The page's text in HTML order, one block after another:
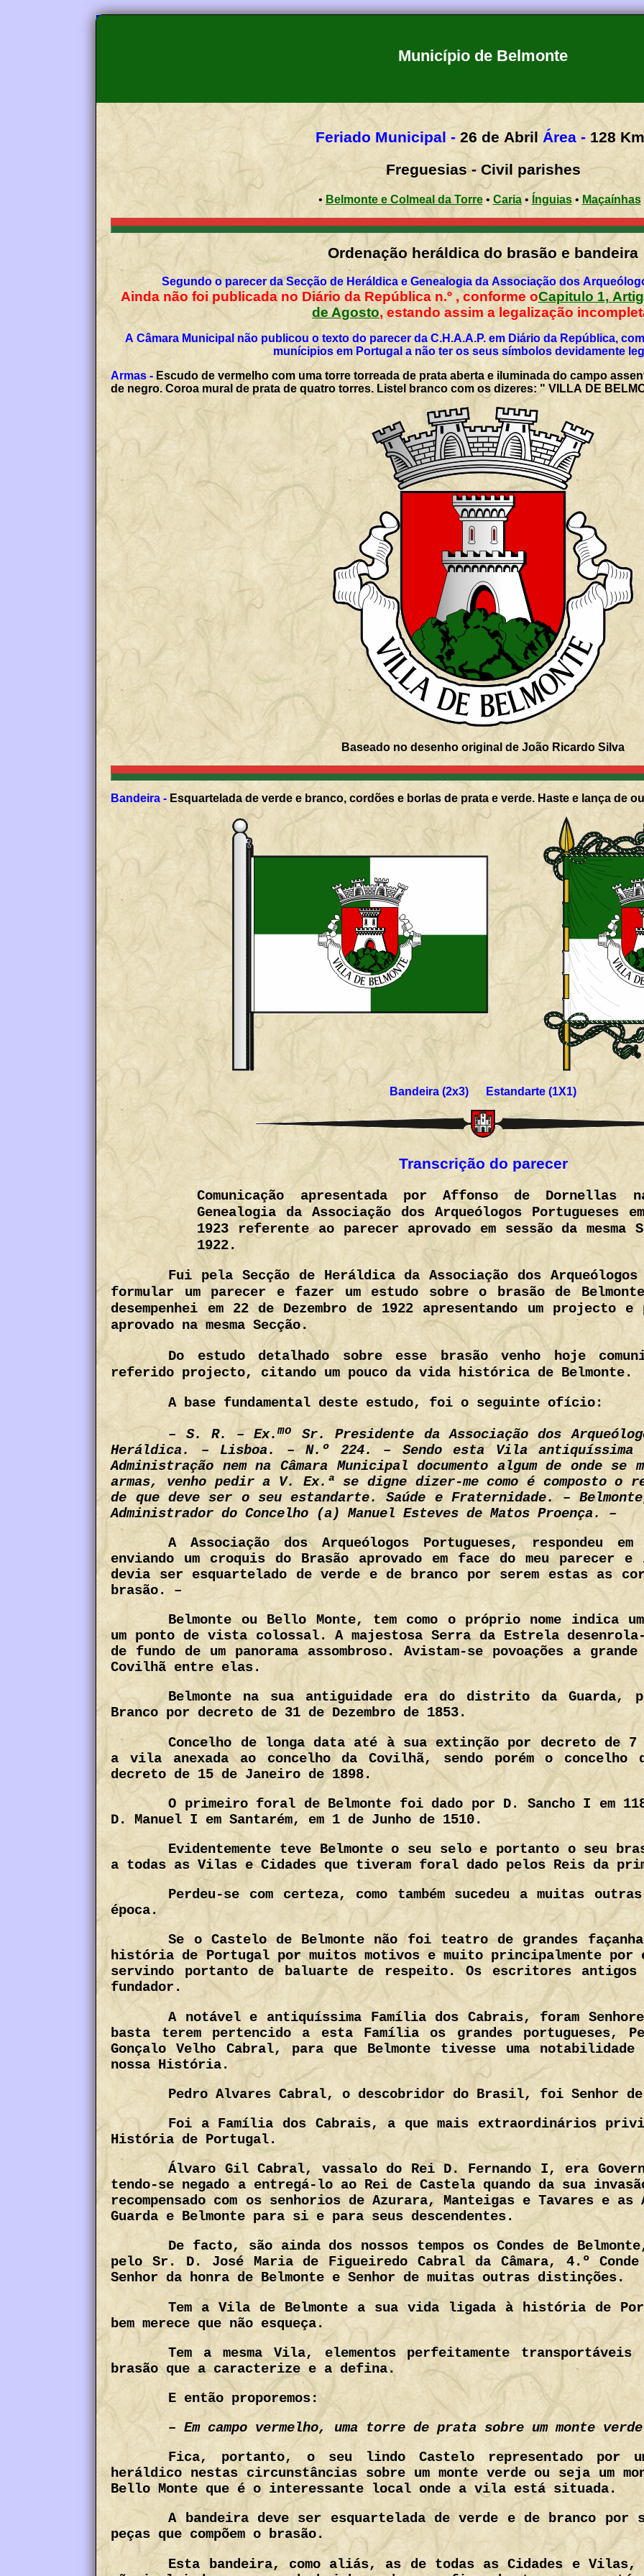
Município de Belmonte
Feriado Municipal - 26 de Abril Área - 128 Km
Freguesias - Civil parishes
• Belmonte e Colmeal da Torre • Caria• Ínguias• Maçaínhas
Ordenação heráldica do brasão e bandeira
Segundo o parecer da Secção de Heráldica e Genealogia da Associação dos
Ainda não foi publicada no Diário da República n.º , conforme oCapitulo 1,
de Agosto, estando assim a legalização
A Câmara Municipal não publicou o texto do parecer da C.H.A.A.P. em Diário da República,
munícipios em Portugal a não ter os seus símbolos devidamente
Armas - Escudo de vermelho com uma torre torreada de prata aberta e iluminada do campo
de negro. Coroa mural de prata de quatro torres. Listel branco com os dizeres: " VILLA DE
Baseado no desenho original de João Ricardo Silva
Bandeira - Esquartelada de verde e branco, cordões e borlas de prata e verde. Haste e lança de
Bandeira (2x3) Estandarte (1X1)
Transcrição do parecer
Comunicação apresentada por Affonso de Dornellas
Genealogia da Associação dos Arqueólogos Portugueses
1923 referente ao parecer aprovado em sessão da mesma
1922.
Fui pela Secção de Heráldica da Associação dos Arqueólogos
formular um parecer e fazer um estudo sobre o brasão de
desempenhei em 22 de Dezembro de 1922 apresentando um
aprovado na mesma Secção.
Do estudo detalhado sobre esse brasão venho hoje
referido projecto, citando um pouco da vida histórica de Belmonte.
A base fundamental deste estudo, foi o seguinte ofício:
– S. R. – Ex.mo
Sr. Presidente da Associação dos
Heráldica. – Lisboa. – N.º 224. – Sendo esta Vila antiquíssima
Administração nem na Câmara Municipal documento algum de onde
armas, venho pedir a V. Ex.ª se digne dizer-me como é composto
de que deve ser o seu estandarte. Saúde e Fraternidade. –
Administrador do Concelho (a) Manuel Esteves de Matos Proença. –
A Associação dos Arqueólogos Portugueses, respondeu
enviando um croquis do Brasão aprovado em face do meu parecer
devia ser esquartelado de verde e de branco por serem estas as
brasão. –
Belmonte ou Bello Monte, tem como o próprio nome indica
um ponto de vista colossal. A majestosa Serra da Estrela
de fundo de um panorama assombroso. Avistam-se povoações a
Covilhã entre elas.
Belmonte na sua antiguidade era do distrito da Guarda,
Branco por decreto de 31 de Dezembro de 1853.
Concelho de longa data até à sua extinção por decreto de 7
a vila anexada ao concelho da Covilhã, sendo porém o concelho
decreto de 15 de Janeiro de 1898.
O primeiro foral de Belmonte foi dado por D. Sancho I em
D. Manuel I em Santarém, em 1 de Junho de 1510.
Evidentemente teve Belmonte o seu selo e portanto o seu
a todas as Vilas e Cidades que tiveram foral dado pelos Reis da
Perdeu-se com certeza, como também sucedeu a muitas
época.
Se o Castelo de Belmonte não foi teatro de grandes
história de Portugal por muitos motivos e muito principalmente
servindo portanto de baluarte de respeito. Os escritores antigos
fundador.
A notável e antiquíssima Família dos Cabrais, foram
basta terem pertencido a esta Família os grandes portugueses,
Gonçalo Velho Cabral, para que Belmonte tivesse uma
nossa História.
Pedro Alvares Cabral, o descobridor do Brasil, foi Senhor de
Foi a Família dos Cabrais, a que mais extraordinários
História de Portugal.
Álvaro Gil Cabral, vassalo do Rei D. Fernando I, era
tendo-se negado a entregá-lo ao Rei de Castela quando da sua
recompensado com os senhorios de Azurara, Manteigas e Tavares e
Guarda e Belmonte para si e para seus descendentes.
De facto, são ainda dos nossos tempos os Condes de
pelo Sr. D. José Maria de Figueiredo Cabral da Câmara, 4.º Conde
Senhor da honra de Belmonte e Senhor de muitas outras distinções.
Tem a Vila de Belmonte a sua vida ligada à história de
bem merece que não esqueça.
Tem a mesma Vila, elementos perfeitamente
brasão que a caracterize e a defina.
E então proporemos:
– Em campo vermelho, uma torre de prata sobre um monte
Fica, portanto, o seu lindo Castelo representado por
heráldico nestas circunstâncias sobre um monte verde ou seja um
Bello Monte que é o interessante local onde a vila está situada.
A bandeira deve ser esquartelada de verde e de branco por
peças que compõem o brasão.
Esta bandeira, como aliás, as de todas as Cidades e Vilas,